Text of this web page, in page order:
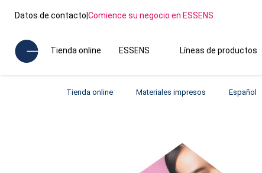
Datos de contacto|Comience su negocio en ESSENS
Tienda online ESSENS Líneas de productos
Tienda online Materiales impresos Español